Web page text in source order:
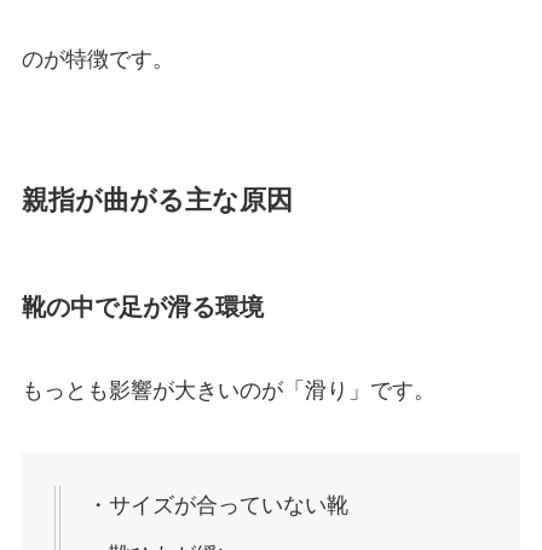
のが特徴です。
親指が曲がる主な原因
靴の中で足が滑る環境
もっとも影響が大きいのが「滑り」です。
・サイズが合っていない靴